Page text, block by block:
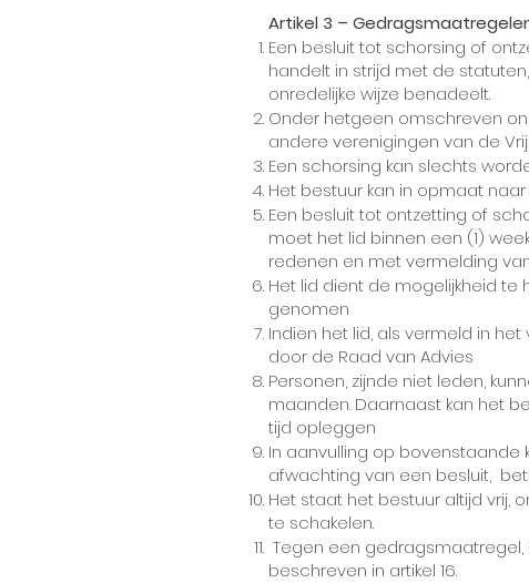
Artikel 3 –
Een besluit tot schorsing of
handelt in strijd met de
onredelijke wijze benadeelt.
Onder hetgeen omschreven
andere verenigingen van de
Een schorsing kan slechts
Het bestuur kan in opmaat
Een besluit tot ontzetting of
moet het lid binnen een (1)
redenen en met vermelding
Het lid dient de mogelijkheid te
genomen
Indien het lid, als vermeld in
door de Raad van Advies
Personen, zijnde niet leden,
maanden. Daarnaast kan het
tijd opleggen
In aanvulling op bovenstaande
afwachting van een besluit,
Het staat het bestuur altijd vrij,
te schakelen.
Tegen een
beschreven in artikel 16.